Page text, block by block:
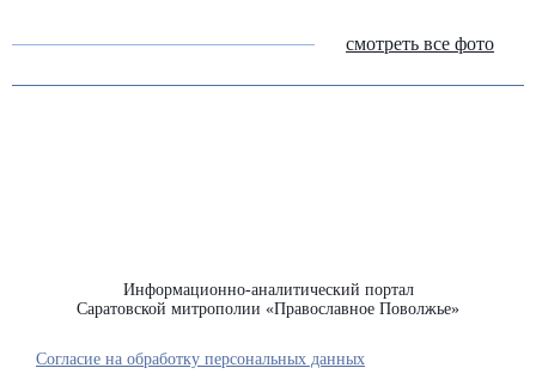
смотреть все фото
Информационно-аналитический портал
Саратовской митрополии «Православное Поволжье»
Согласие на обработку персональных данных